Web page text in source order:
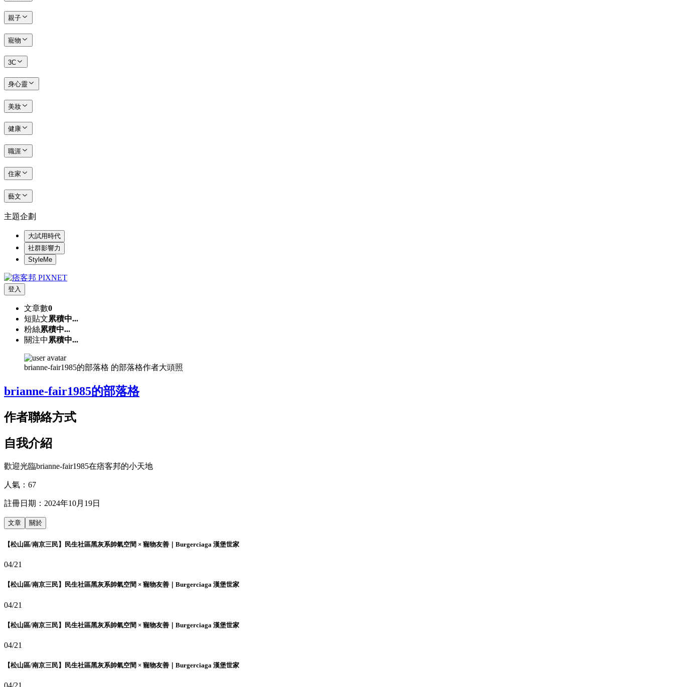
親子
寵物
3C
身心靈
美妝
健康
職涯
住家
藝文
主題企劃
大試用時代
社群影響力
StyleMe
登入
文章數0
短貼文累積中...
粉絲累積中...
關注中 累積中...
brianne-fair1985的部落格 的部落格作者大頭照
brianne-fair1985的部落格
作者聯絡方式
自我介紹
歡迎光臨brianne-fair1985在痞客邦的小天地
人氣： 67
註冊日期： 2024年10月19日
文章 關於
【松山區/南京三民】民生社區黑灰系帥氣空間 × 寵物友善｜Burgerciaga 漢堡世家
04/21
【松山區/南京三民】民生社區黑灰系帥氣空間 × 寵物友善｜Burgerciaga 漢堡世家
04/21
【松山區/南京三民】民生社區黑灰系帥氣空間 × 寵物友善｜Burgerciaga 漢堡世家
04/21
【松山區/南京三民】民生社區黑灰系帥氣空間 × 寵物友善｜Burgerciaga 漢堡世家